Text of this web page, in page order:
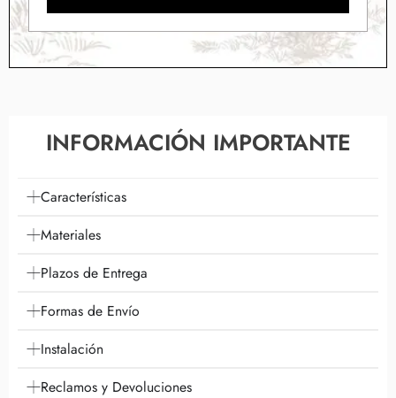
INFORMACIÓN IMPORTANTE
Características
Materiales
Plazos de Entrega
Formas de Envío
Instalación
Reclamos y Devoluciones